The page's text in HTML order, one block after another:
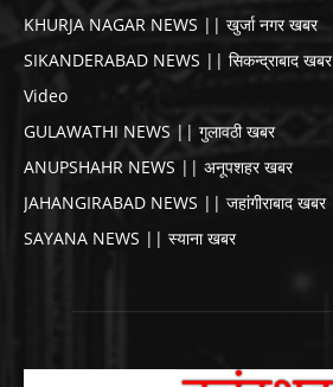
KHURJA NAGAR NEWS || खुर्जा नगर खबर
SIKANDERABAD NEWS || सिकन्द्राबाद खबर
Video
GULAWATHI NEWS || गुलावठी खबर
ANUPSHAHR NEWS || अनूपशहर खबर
JAHANGIRABAD NEWS || जहांगीराबाद खबर
SAYANA NEWS || स्याना खबर